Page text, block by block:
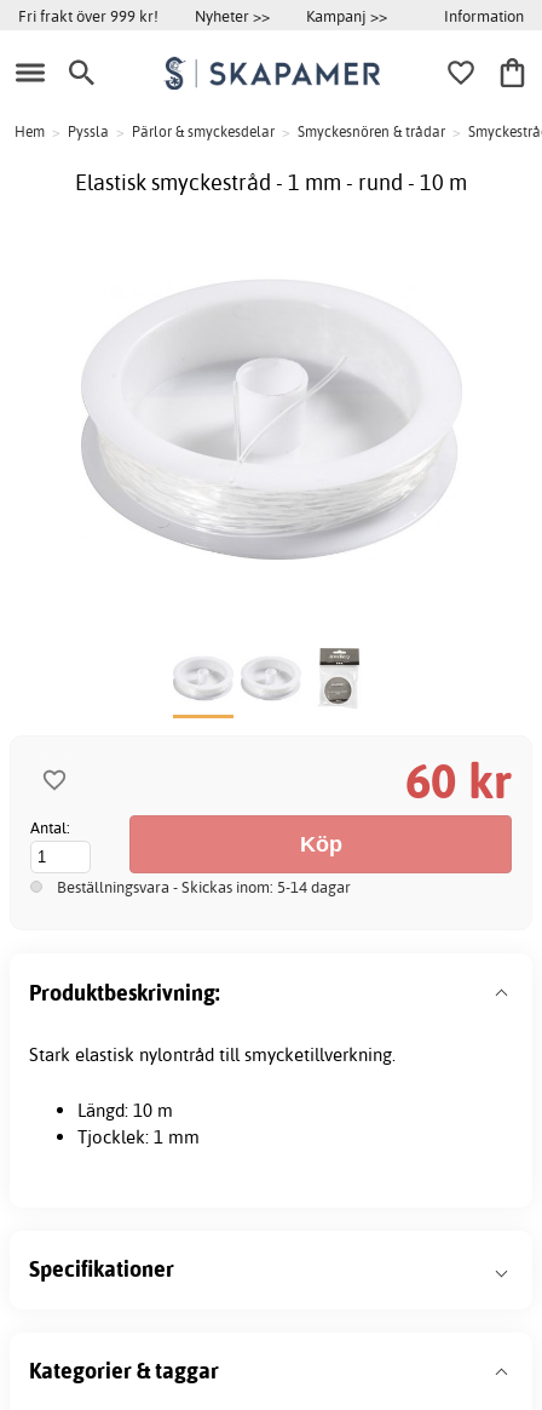
Fri frakt över 999 kr! Nyheter >> Kampanj >> Information
Hem > Pyssla > Pärlor & smyckesdelar > Smyckesnören & trådar >
Elastisk smyckestråd - 1 mm - rund - 10 m
60 kr
Antal:
Beställningsvara - Skickas inom: 5-14 dagar
Produktbeskrivning:
Stark elastisk nylontråd till smycketillverkning.
Längd: 10 m
Tjocklek: 1 mm
Specifikationer
Kategorier & taggar